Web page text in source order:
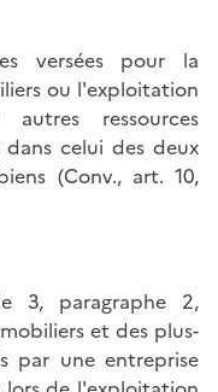
versées pour la
ou l'exploitation
ressources
celui des deux
(Conv., art. 10,
3, paragraphe 2,
et des plus-
par une entreprise